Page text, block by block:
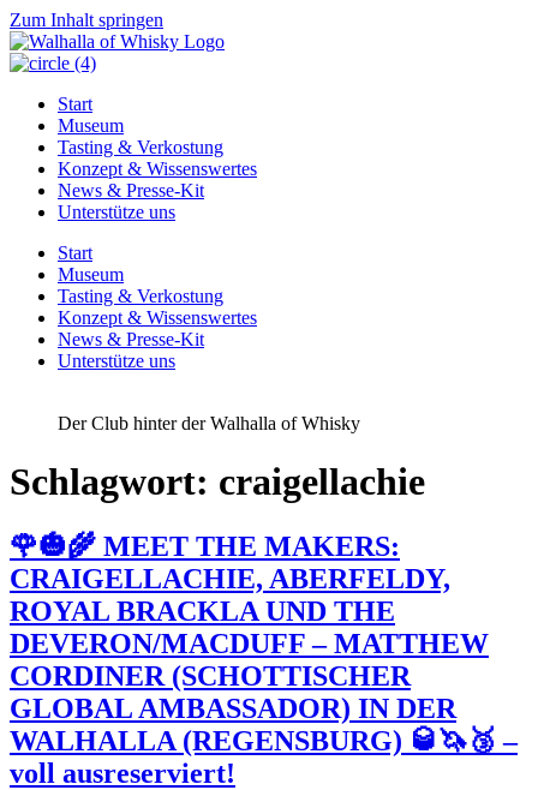
Zum Inhalt springen
Start
Museum
Tasting & Verkostung
Konzept & Wissenswertes
News & Presse-Kit
Unterstütze uns
Start
Museum
Tasting & Verkostung
Konzept & Wissenswertes
News & Presse-Kit
Unterstütze uns
Der Club hinter der Walhalla of Whisky
Schlagwort: craigellachie
🌹🎃🌾 MEET THE MAKERS:
CRAIGELLACHIE, ABERFELDY,
ROYAL BRACKLA UND THE
DEVERON/MACDUFF – MATTHEW
CORDINER (SCHOTTISCHER
GLOBAL AMBASSADOR) IN DER
WALHALLA (REGENSBURG) 🥃🦄🥉 –
voll ausreserviert!